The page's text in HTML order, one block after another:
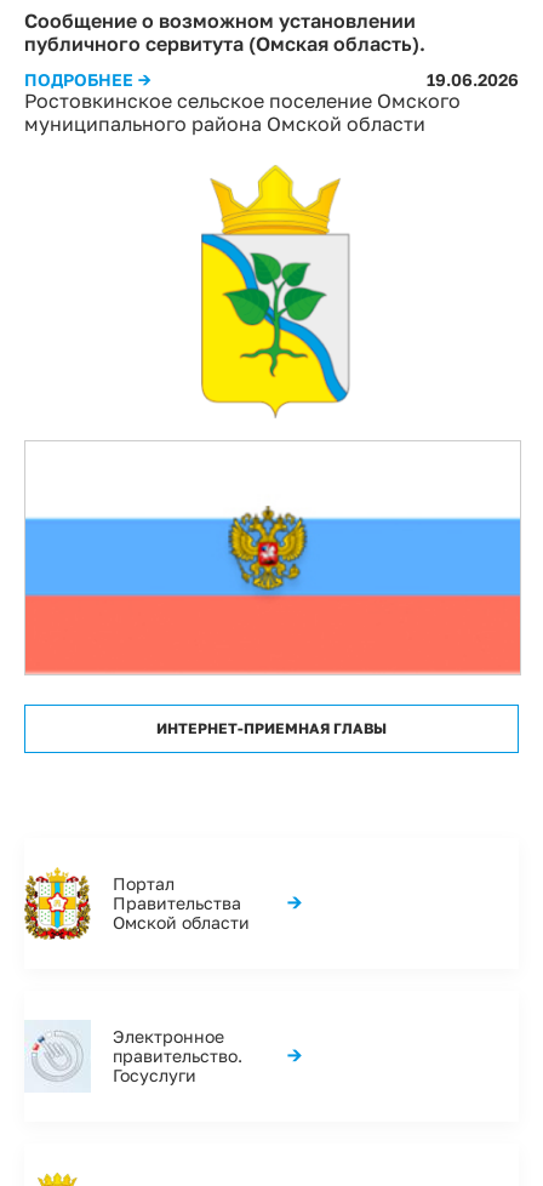
Ростовкинское сельское поселение Омского
муниципального района Омской области
ИНТЕРНЕТ-ПРИЕМНАЯ ГЛАВЫ
Сообщение о возможном установлении
публичного сервитута (Омская область).
ПОДРОБНЕЕ → 19.06.2026
Портал
Правительства
Омской области
→
Электронное
правительство.
Госуслуги
→